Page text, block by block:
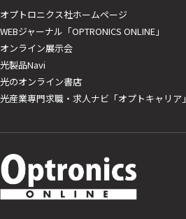
オプトロニクス社ホームページ
WEBジャーナル「OPTRONICS ONLINE」
オンライン展示会
光製品Navi
光のオンライン書店
光産業専門求職・求人ナビ「オプトキャリア」